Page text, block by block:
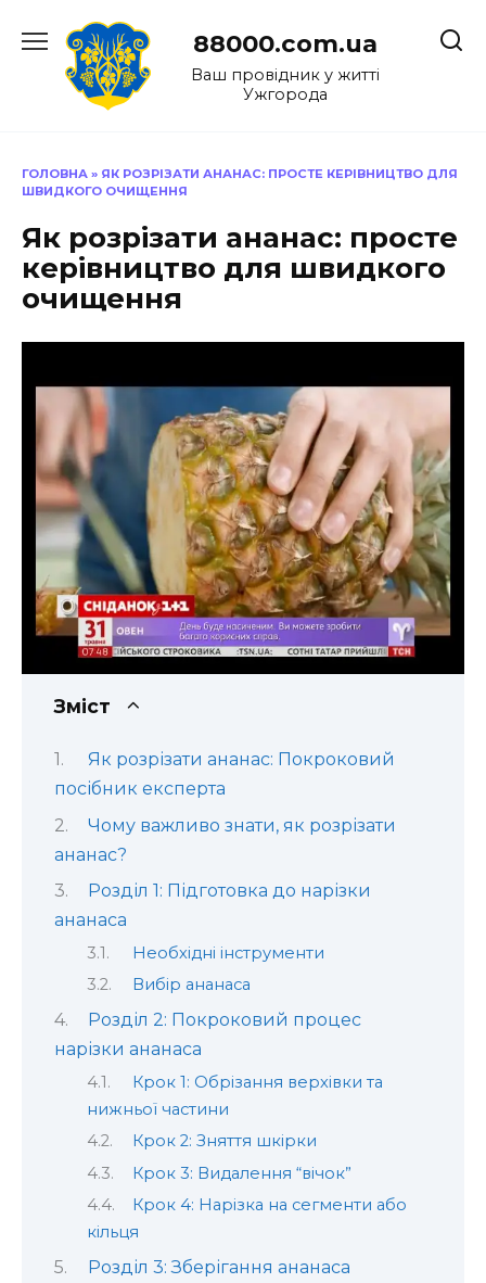
до
88000.com.ua
Ваш провідник у житті
Ужгорода
ГОЛОВНА » ЯК РОЗРІЗАТИ АНАНАС: ПРОСТЕ КЕРІВНИЦТВО ДЛЯ
ШВИДКОГО ОЧИЩЕННЯ
Як розрізати ананас: просте
керівництво для швидкого
очищення
Зміст
Як розрізати ананас: Покроковий
посібник експерта
Чому важливо знати, як розрізати
ананас?
Розділ 1: Підготовка до нарізки
ананаса
Необхідні інструменти
Вибір ананаса
Розділ 2: Покроковий процес
нарізки ананаса
Крок 1: Обрізання верхівки та
нижньої частини
Крок 2: Зняття шкірки
Крок 3: Видалення “вічок”
Крок 4: Нарізка на сегменти або
кільця
Розділ 3: Зберігання ананаса